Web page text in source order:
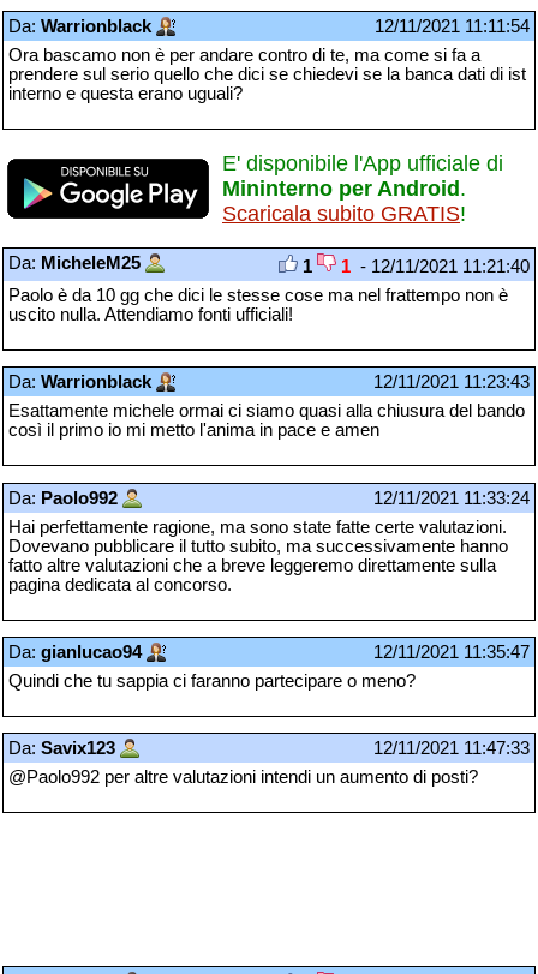
Da: Warrionblack
12/11/2021 11:11:54
Ora bascamo non è per andare contro di te, ma come si fa a
prendere sul serio quello che dici se chiedevi se la banca dati di ist
interno e questa erano uguali?
E' disponibile l'App ufficiale di
Mininterno per Android.
Scaricala subito GRATIS!
Da: MicheleM25 1 1 - 12/11/2021 11:21:40
Paolo è da 10 gg che dici le stesse cose ma nel frattempo non è
uscito nulla. Attendiamo fonti ufficiali!
Da: Warrionblack
12/11/2021 11:23:43
Esattamente michele ormai ci siamo quasi alla chiusura del bando
così il primo io mi metto l'anima in pace e amen
Da: Paolo992
12/11/2021 11:33:24
Hai perfettamente ragione, ma sono state fatte certe valutazioni.
Dovevano pubblicare il tutto subito, ma successivamente hanno
fatto altre valutazioni che a breve leggeremo direttamente sulla
pagina dedicata al concorso.
Da: gianlucao94
12/11/2021 11:35:47
Quindi che tu sappia ci faranno partecipare o meno?
Da: Savix123
12/11/2021 11:47:33
@Paolo992 per altre valutazioni intendi un aumento di posti?